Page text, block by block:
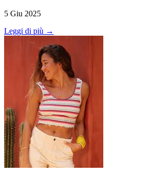
5 Giu 2025
Leggi di più →